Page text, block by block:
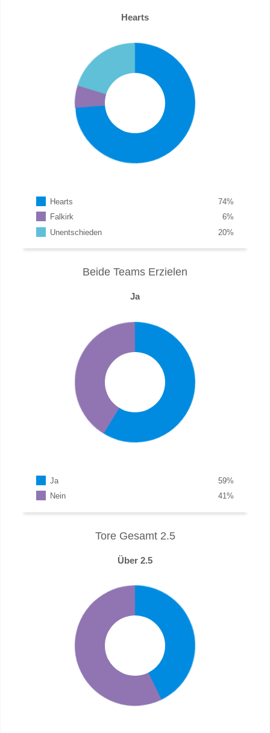
Hearts
Hearts %
74
Falkirk
%
6
Unentschieden
%
20
Beide Teams Erzielen
Ja
Ja %
59
Nein
%
41
Tore Gesamt 2.5
Über 2.5